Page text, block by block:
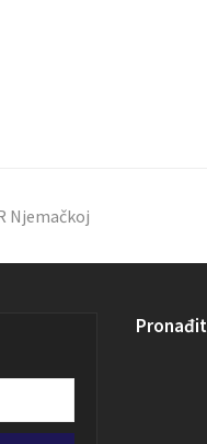
Njemačkoj